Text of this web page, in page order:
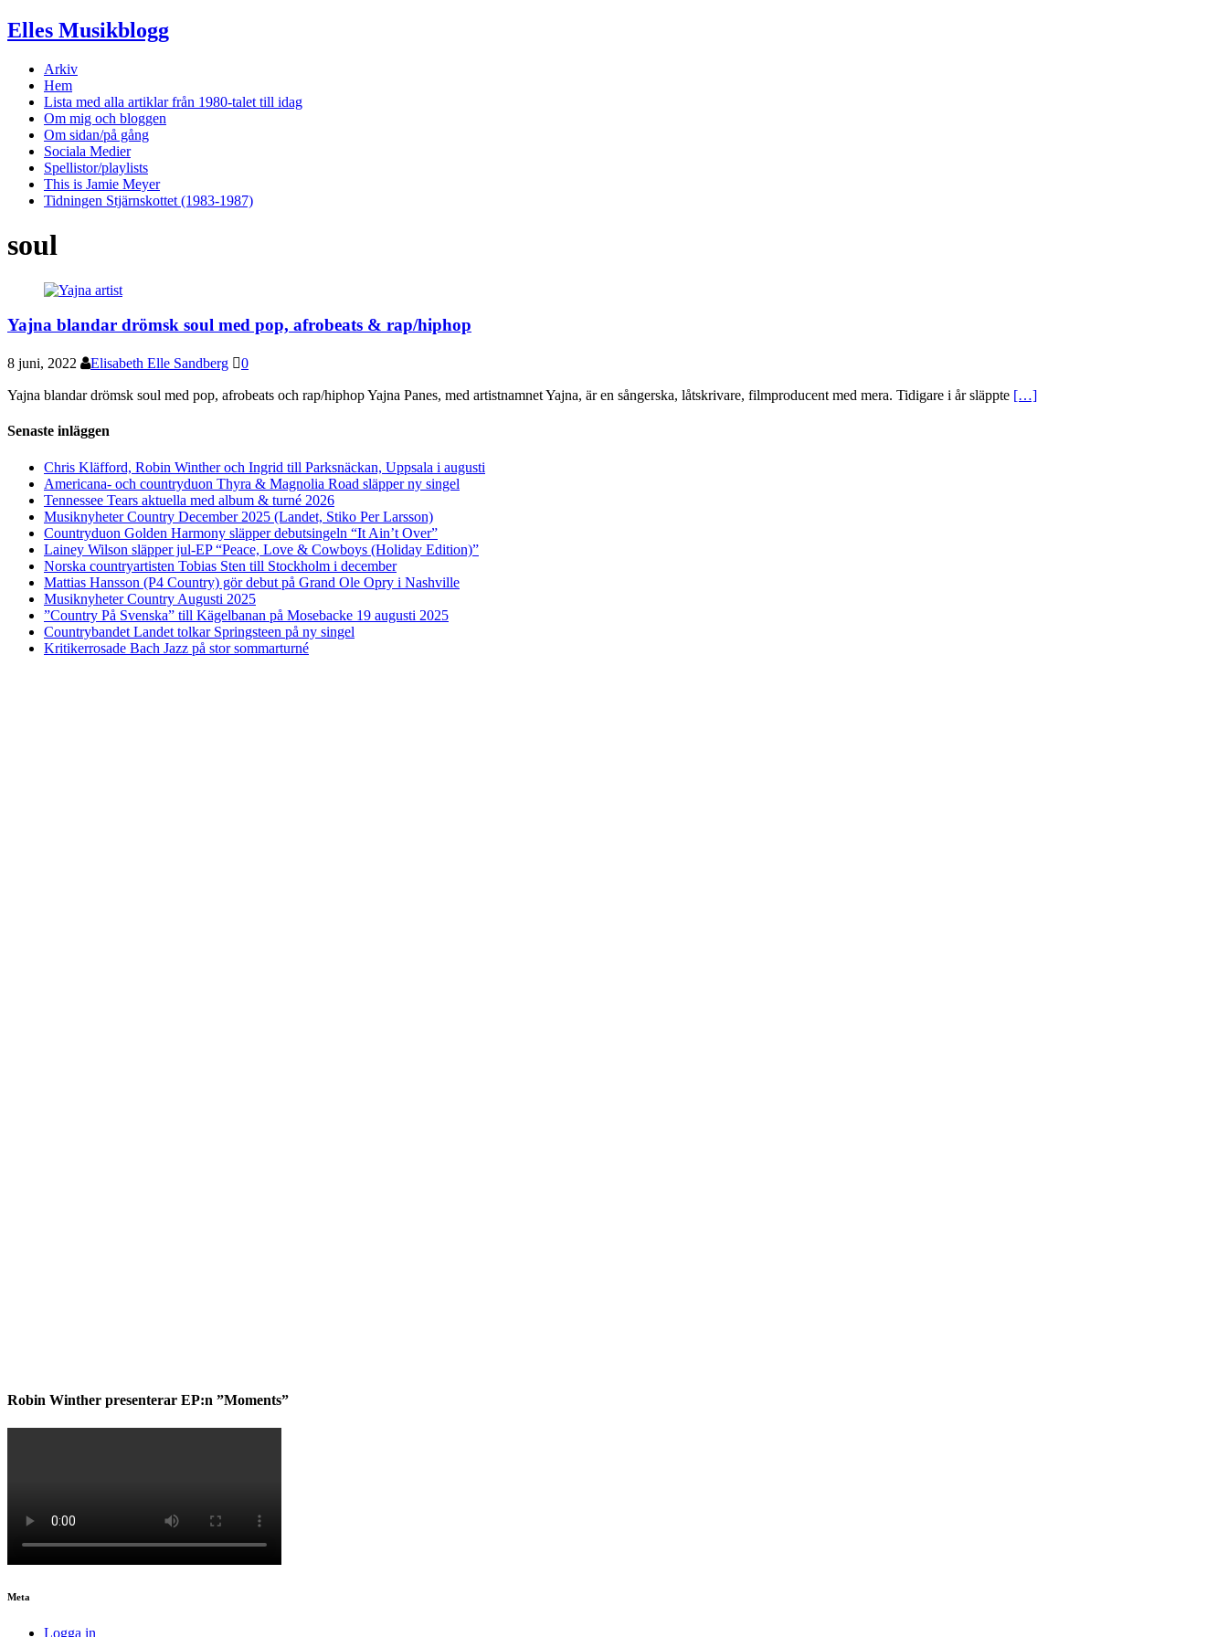
Elles Musikblogg
Arkiv
Hem
Lista med alla artiklar från 1980-talet till idag
Om mig och bloggen
Om sidan/på gång
Sociala Medier
Spellistor/playlists
This is Jamie Meyer
Tidningen Stjärnskottet (1983-1987)
soul
Yajna blandar drömsk soul med pop, afrobeats & rap/hiphop
8 juni, 2022 Elisabeth Elle Sandberg 0
Yajna blandar drömsk soul med pop, afrobeats och rap/hiphop Yajna Panes, med artistnamnet Yajna, är en sångerska, låtskrivare, filmproducent med mera. Tidigare i år släppte […]
Senaste inläggen
Chris Kläfford, Robin Winther och Ingrid till Parksnäckan, Uppsala i augusti
Americana- och countryduon Thyra & Magnolia Road släpper ny singel
Tennessee Tears aktuella med album & turné 2026
Musiknyheter Country December 2025 (Landet, Stiko Per Larsson)
Countryduon Golden Harmony släpper debutsingeln “It Ain’t Over”
Lainey Wilson släpper jul-EP “Peace, Love & Cowboys (Holiday Edition)”
Norska countryartisten Tobias Sten till Stockholm i december
Mattias Hansson (P4 Country) gör debut på Grand Ole Opry i Nashville
Musiknyheter Country Augusti 2025
”Country På Svenska” till Kägelbanan på Mosebacke 19 augusti 2025
Countrybandet Landet tolkar Springsteen på ny singel
Kritikerrosade Bach Jazz på stor sommarturné
Robin Winther presenterar EP:n ”Moments”
Meta
Logga in